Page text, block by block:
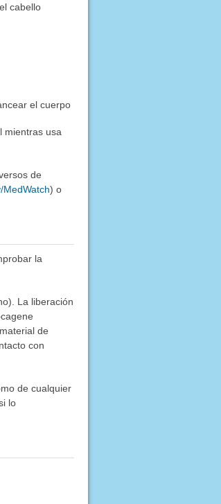
cabello
el cuerpo
mientras usa
de
MedWatch) o
la
La liberación
de
con
de cualquier
lo